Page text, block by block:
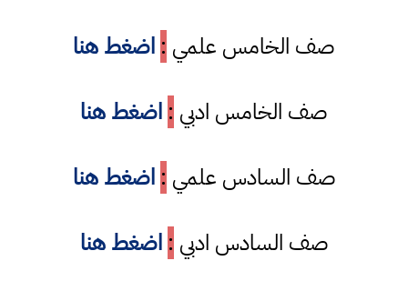
صف الخامس علمي : اضغط هنا
صف الخامس ادبي : اضغط هنا
صف السادس علمي : اضغط هنا
صف السادس ادبي : اضغط هنا